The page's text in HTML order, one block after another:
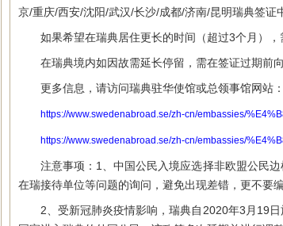
京/重庆/西安/沈阳/武汉/长沙/成都/济南/昆明瑞典签证
如果希望在瑞典居住更长的时间（超过3个月），
在瑞典境内如因故需延长停留，需在签证过期前向
更多信息，请访问瑞典驻华使馆或总领事馆网站：
https://www.swedenabroad.se/zh-cn/embassies/
https://www.swedenabroad.se/zh-cn/embassies/
注意事项：1、中国公民入境应选择非欧盟公民边
在瑞接待单位等问题的询问，避免出现差错，更不要
2、受新冠肺炎疫情影响，瑞典自2020年3月19日